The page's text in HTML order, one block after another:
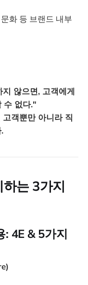
화 등 브랜드 내부
않으면, 고객에게
수 없다."
객뿐만 아니라 직
는 3가지
: 4E & 5가지